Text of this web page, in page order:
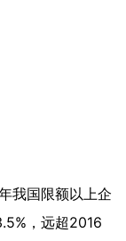
我国限额以上企
，远超2016